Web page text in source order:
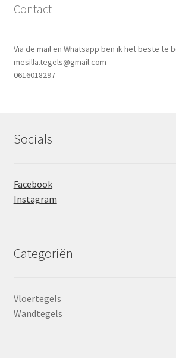
Contact
Via de mail en Whatsapp ben ik het beste te
mesilla.tegels@gmail.com
0616018297
Socials
Facebook
Instagram
Categoriën
Vloertegels
Wandtegels